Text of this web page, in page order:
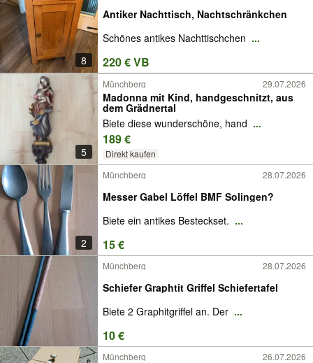
8
Antiker Nachttisch, Nachtschränkchen
Schönes antikes Nachttischchen ...
220 € VB
5
Münchberg 29.07.2026
Madonna mit Kind, handgeschnitzt, aus
dem Grädnertal
Biete diese wunderschöne, hand ...
189 €
Direkt kaufen
2
Münchberg 28.07.2026
Messer Gabel Löffel BMF Solingen?
Biete ein antikes Besteckset. ...
15 €
Münchberg 28.07.2026
Schiefer Graphtit Griffel Schiefertafel
Biete 2 Graphitgriffel an. Der ...
10 €
Münchberg 26.07.2026